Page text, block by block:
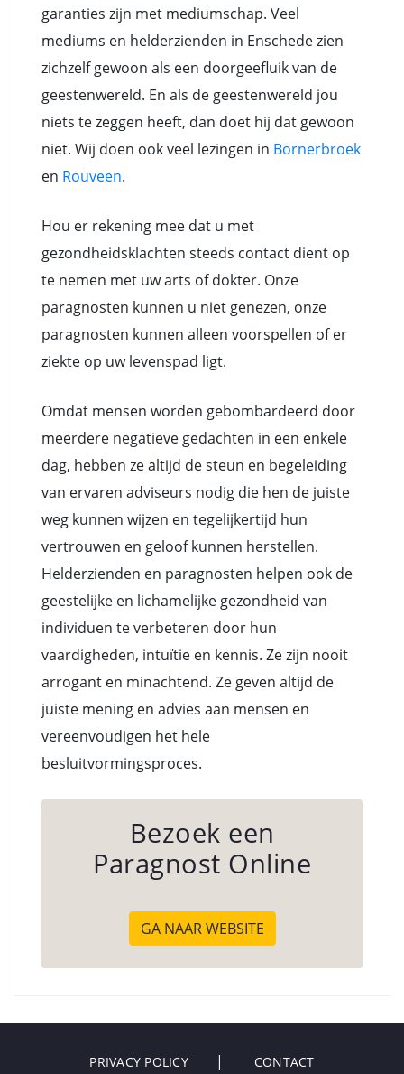
garanties zijn met mediumschap. Veel
mediums en helderzienden in Enschede zien
zichzelf gewoon als een doorgeefluik van de
geestenwereld. En als de geestenwereld jou
niets te zeggen heeft, dan doet hij dat gewoon
niet. Wij doen ook veel lezingen in Bornerbroek
en Rouveen.
Hou er rekening mee dat u met
gezondheidsklachten steeds contact dient op
te nemen met uw arts of dokter. Onze
paragnosten kunnen u niet genezen, onze
paragnosten kunnen alleen voorspellen of er
ziekte op uw levenspad ligt.
Omdat mensen worden gebombardeerd door
meerdere negatieve gedachten in een enkele
dag, hebben ze altijd de steun en begeleiding
van ervaren adviseurs nodig die hen de juiste
weg kunnen wijzen en tegelijkertijd hun
vertrouwen en geloof kunnen herstellen.
Helderzienden en paragnosten helpen ook de
geestelijke en lichamelijke gezondheid van
individuen te verbeteren door hun
vaardigheden, intuïtie en kennis. Ze zijn nooit
arrogant en minachtend. Ze geven altijd de
juiste mening en advies aan mensen en
vereenvoudigen het hele
besluitvormingsproces.
Bezoek een
Paragnost Online
GA NAAR WEBSITE
PRIVACY POLICY CONTACT